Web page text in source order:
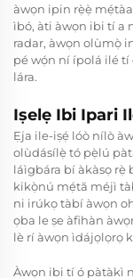
àwọn ipin rẹ̀ẹ̀
ìbó, àti àwọn ibi tí a
radar, àwọn olùmọ̀
pé wọ́n ní ípolá ilé tí
lára.
Iṣelẹ Ibi Ipari
Ẹja ile-iṣẹ́ lóò nílò
olùdásílẹ̀ tó pẹ̀lú
láìgbára bí àkàsọ rẹ̀
kikọ̀nú mẹ́tă méjì
ni irúkọ tàbí àwọn
ọba le ṣe àfihàn
lè rí àwọn ìdájọlọrọ
Àwọn ibi tí ó pàtàkì